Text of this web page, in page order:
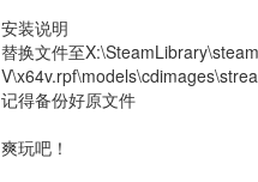
安装说明
替换文件至
记得备份好原文件
爽玩吧！